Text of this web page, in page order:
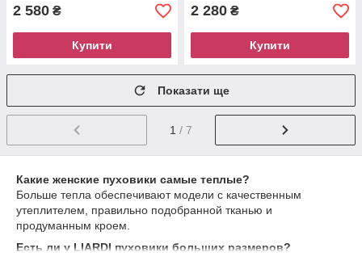
2 580 ₴
Купити
2 280 ₴
Купити
Показати ще
1 / 7
Какие женские пуховики самые теплые?
Больше тепла обеспечивают модели с качественным
утеплителем, правильно подобранной тканью и
продуманным кроем.
Есть ли у LIARDI пуховики больших размеров?